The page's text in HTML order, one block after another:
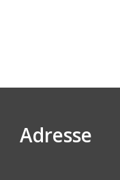
Adresse